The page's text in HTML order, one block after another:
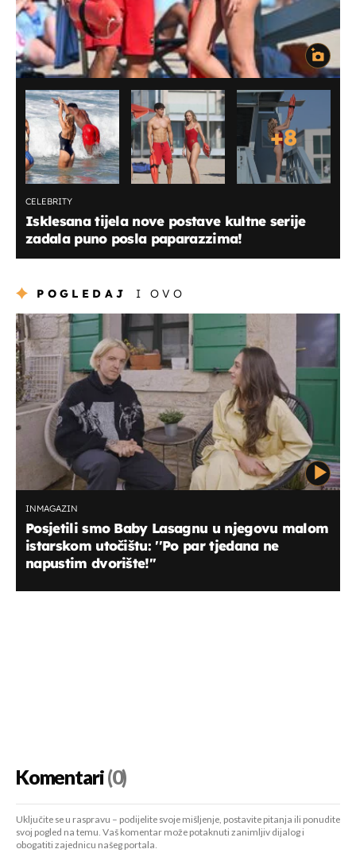
+8
CELEBRITY
Isklesana tijela nove postave kultne serije
zadala puno posla paparazzima!
POGLEDAJ I OVO
INMAGAZIN
Posjetili smo Baby Lasagnu u njegovu malom
istarskom utočištu: ''Po par tjedana ne
napustim dvorište!''
Komentari(0)
Uključite se u raspravu – podijelite svoje mišljenje, postavite pitanja ili ponudite
svoj pogled na temu. Vaš komentar može potaknuti zanimljiv dijalog i
obogatiti zajednicu našeg portala.